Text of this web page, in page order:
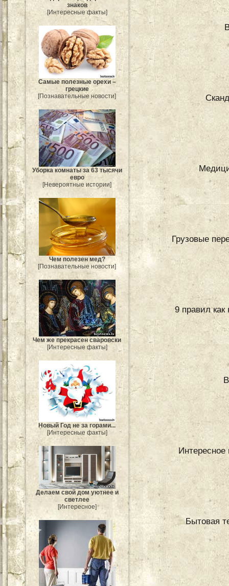
знаков
[Интересные факты]
Самые полезные орехи –
грецкие
[Познавательные новости]
Уборка комнаты за 63 тысячи
евро
[Невероятные истории]
Чем полезен мед?
[Познавательные новости]
Чем же прекрасен сваровски
[Интересные факты]
Новый Год не за горами...
[Интересные факты]
Делаем свой дом уютнее и
светлее
[Интересное]
Грузовые
9 правил
Интересное
Бытовая